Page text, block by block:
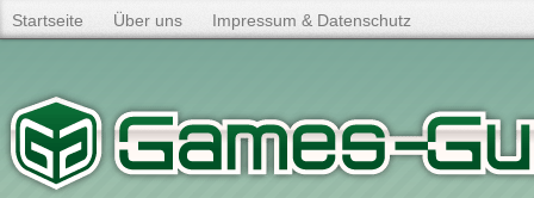
Startseite Über uns Impressum & Datenschutz